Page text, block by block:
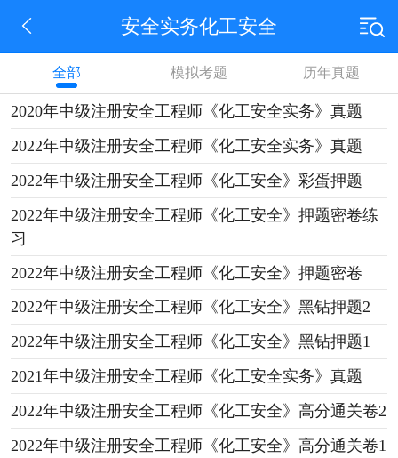
安全实务化工安全
全部 模拟考题 历年真题
2020年中级注册安全工程师《化工安全实务》真题
2022年中级注册安全工程师《化工安全实务》真题
2022年中级注册安全工程师《化工安全》彩蛋押题
2022年中级注册安全工程师《化工安全》押题密卷练
习
2022年中级注册安全工程师《化工安全》押题密卷
2022年中级注册安全工程师《化工安全》黑钻押题2
2022年中级注册安全工程师《化工安全》黑钻押题1
2021年中级注册安全工程师《化工安全实务》真题
2022年中级注册安全工程师《化工安全》高分通关卷2
2022年中级注册安全工程师《化工安全》高分通关卷1